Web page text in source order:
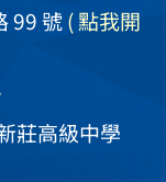
99 號( 點我開
莊高級中學